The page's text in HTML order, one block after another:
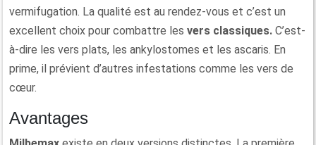
vermifugation. La qualité est au rendez-vous et c’est un
excellent choix pour combattre les vers classiques. C’est-
à-dire les vers plats, les ankylostomes et les ascaris. En
prime, il prévient d’autres infestations comme les vers de
cœur.
Avantages